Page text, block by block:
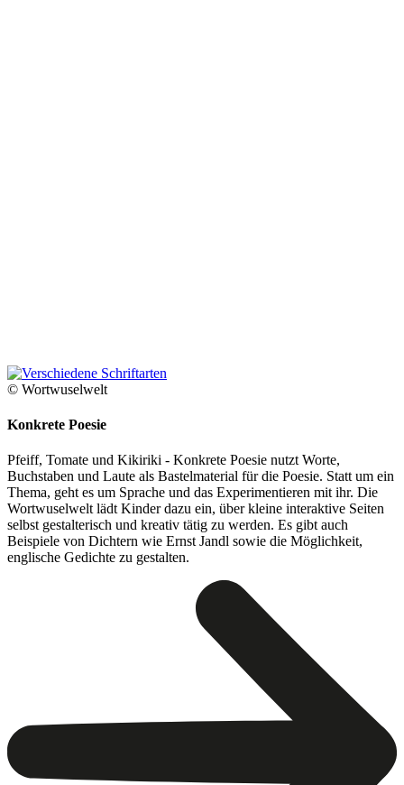
© Wortwuselwelt
Konkrete Poesie
Pfeiff, Tomate und Kikiriki - Konkrete Poesie nutzt Worte,
Buchstaben und Laute als Bastelmaterial für die Poesie. Statt um ein
Thema, geht es um Sprache und das Experimentieren mit ihr. Die
Wortwuselwelt lädt Kinder dazu ein, über kleine interaktive Seiten
selbst gestalterisch und kreativ tätig zu werden. Es gibt auch
Beispiele von Dichtern wie Ernst Jandl sowie die Möglichkeit,
englische Gedichte zu gestalten.